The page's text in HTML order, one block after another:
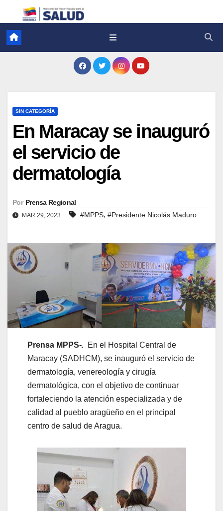
SIN CATEGORÍA
En Maracay se inauguró
el servicio de
dermatología
Por Prensa Regional
MAR 29, 2023 #MPPS, #Presidente Nicolás Maduro
Prensa MPPS-. En el Hospital Central de
Maracay (SADHCM), se inauguró el servicio de
dermatología, venereología y cirugía
dermatológica, con el objetivo de continuar
fortaleciendo la atención especializada y de
calidad al pueblo aragüeño en el principal
centro de salud de Aragua.